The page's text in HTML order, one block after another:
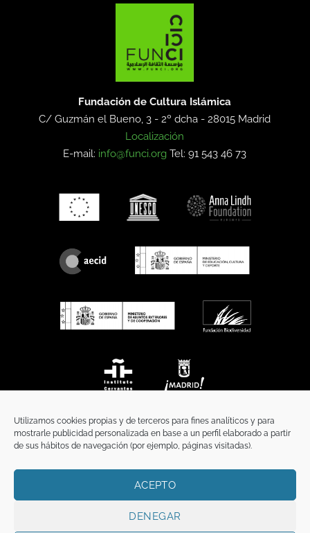
Utilizamos cookies propias y de terceros para fines analíticos y para
mostrarle publicidad personalizada en base a un perfil elaborado a partir
de sus hábitos de navegación (por ejemplo, páginas visitadas).
ACEPTO
DENEGAR
Fundación de Cultura Islámica
C/ Guzmán el Bueno, 3 - 2º dcha -28015 Madrid
Localización
E-mail: info@funci.org Tel: 91 543 46 73
TÉRMINOS Y CONDICIONES